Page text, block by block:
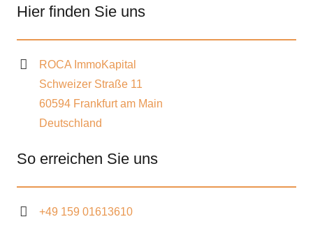
Hier finden Sie uns
ROCA ImmoKapital
Schweizer Straße 11
60594 Frankfurt am Main
Deutschland
So erreichen Sie uns
+49 159 01613610